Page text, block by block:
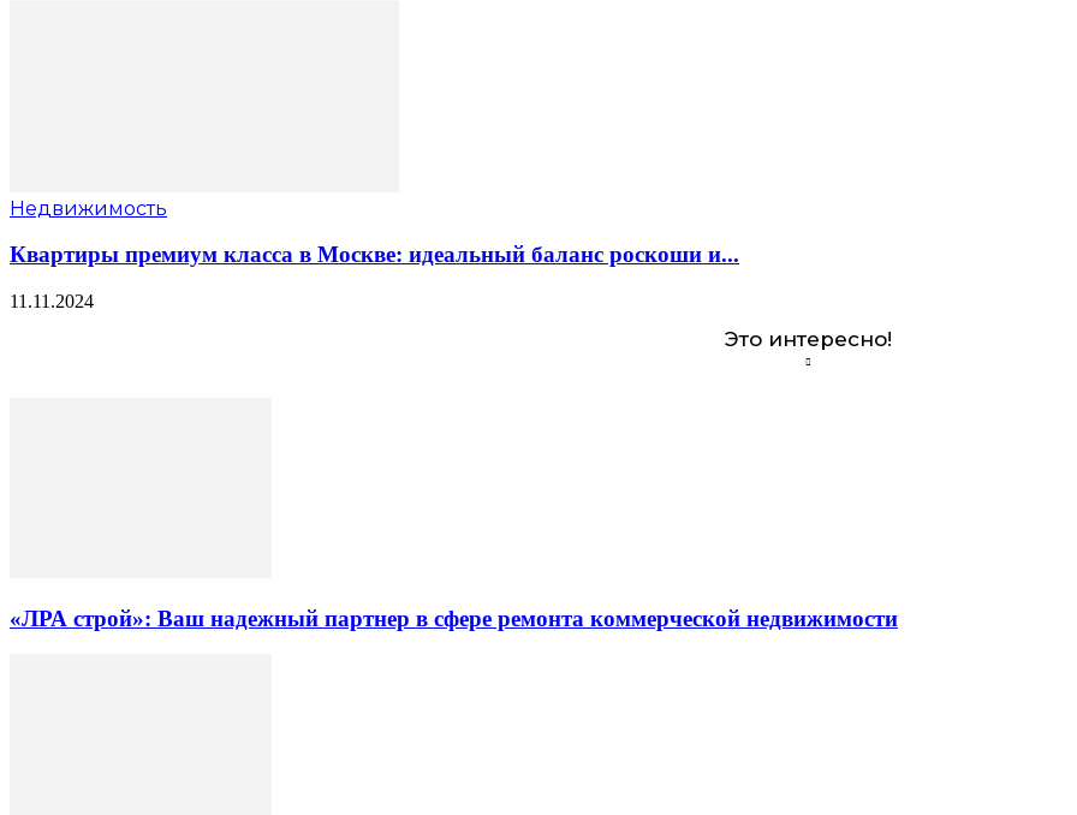
Недвижимость
Квартиры премиум класса в Москве: идеальный баланс роскоши и...
11.11.2024
Это интересно!
«ЛРА строй»: Ваш надежный партнер в сфере ремонта коммерческой недвижимости